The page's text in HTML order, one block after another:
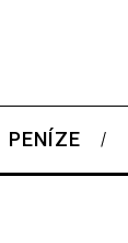
PENÍZE